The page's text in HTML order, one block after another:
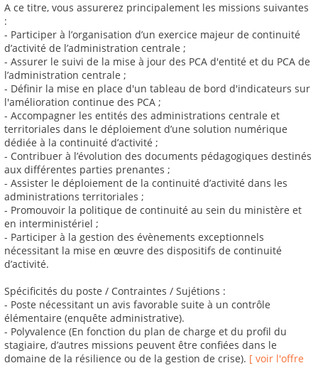
A ce titre, vous assurerez principalement les missions suivantes
:
- Participer à l’organisation d’un exercice majeur de continuité
d’activité de l’administration centrale ;
- Assurer le suivi de la mise à jour des PCA d'entité et du PCA de
l’administration centrale ;
- Définir la mise en place d'un tableau de bord d'indicateurs sur
l'amélioration continue des PCA ;
- Accompagner les entités des administrations centrale et
territoriales dans le déploiement d’une solution numérique
dédiée à la continuité d’activité ;
- Contribuer à l’évolution des documents pédagogiques destinés
aux différentes parties prenantes ;
- Assister le déploiement de la continuité d’activité dans les
administrations territoriales ;
- Promouvoir la politique de continuité au sein du ministère et
en interministériel ;
- Participer à la gestion des évènements exceptionnels
nécessitant la mise en œuvre des dispositifs de continuité
d’activité.
Spécificités du poste / Contraintes / Sujétions :
- Poste nécessitant un avis favorable suite à un contrôle
élémentaire (enquête administrative).
- Polyvalence (En fonction du plan de charge et du profil du
stagiaire, d’autres missions peuvent être confiées dans le
domaine de la résilience ou de la gestion de crise). [ voir l'offre